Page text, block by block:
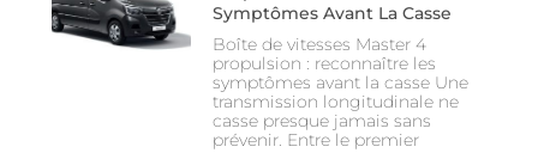
Symptômes Avant La Casse
Boîte de vitesses Master 4
propulsion : reconnaître les
symptômes avant la casse Une
transmission longitudinale ne
casse presque jamais sans
prévenir. Entre le premier